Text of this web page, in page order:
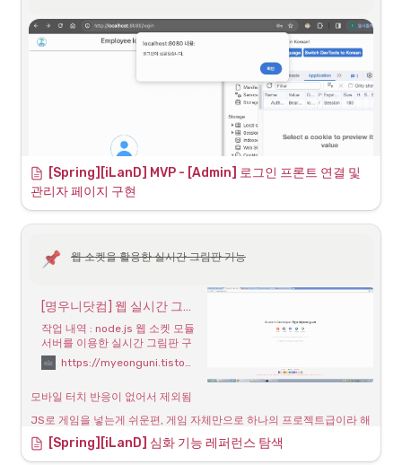
무선으로 내부 네트워크(인트라넷) 연결된 환경에서도 직접 내부IP를 통
해서 접속 가능한 화면을 확인 할 수 있다.
[Spring][iLanD] MVP - [Admin] 로그인 프론트 연결 및
관리자 페이지 구현
웹 소켓을 활용한 실시간 그림판 기능
[명우니닷컴] 웹 실시간 그림판 만들기(4)
작업 내역 : node.js 웹 소켓 모듈
서버를 이용한 실시간 그림판 구
현 진행 중 작업 : 데스크탑 및 모
바일 최적화 완료 앞으로 진행해
(사용자가 캔버스 내에 작업한
내역이 유지되도록 - 최대 5만건
제한) - DB 서버로 사용할 고정
IP 필요 2) 그림 도구 추가 (펜 &
https://myeonguni.tistory.com/1393
모바일 터치 반응이 없어서 제외됨
JS로 게임을 넣는게 쉬운편, 게임 자체만으로 하나의 프로젝트급이라 해
당 프로젝트에서는 구현 어려움
[Spring][iLanD] 심화 기능 레퍼런스 탐색